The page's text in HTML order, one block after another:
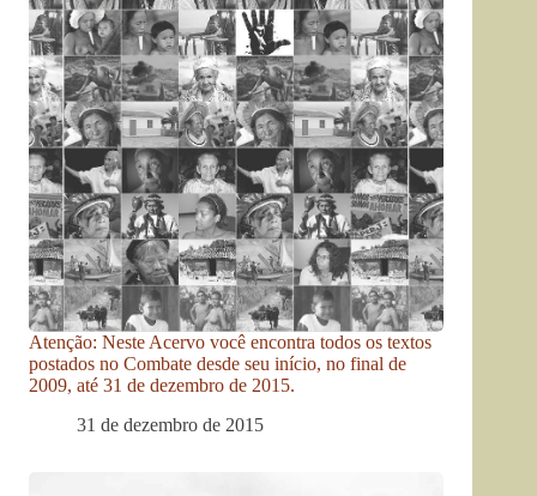
Atenção: Neste Acervo você encontra todos os textos
postados no Combate desde seu início, no final de
2009, até 31 de dezembro de 2015.
31 de dezembro de 2015